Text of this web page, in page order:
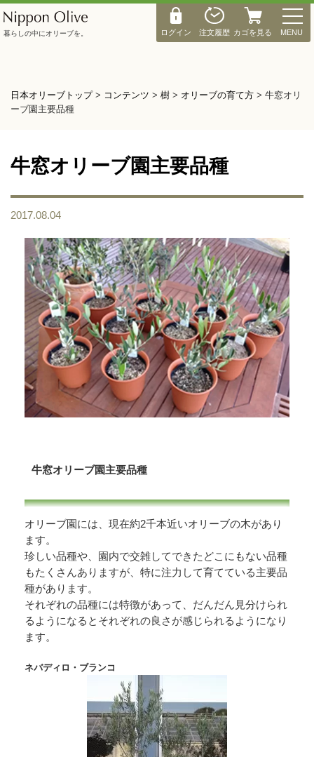
ログイン 注文履歴 カゴを見る
M
E
N
MENU
暮らしの中にオリーブを。
日本オリーブトップ> コンテンツ > 樹 > オリーブの育て方 > 牛窓オリ
ーブ園主要品種
牛窓オリーブ園主要品種
2017.08.04
牛窓オリーブ園主要品種
オリーブ園には、現在約2千本近いオリーブの木があり
ます。
珍しい品種や、園内で交雑してできたどこにもない品種
もたくさんありますが、特に注力して育てている主要品
種があります。
それぞれの品種には特徴があって、だんだん見分けられ
るようになるとそれぞれの良さが感じられるようになり
ます。
ネバディロ・ブランコ